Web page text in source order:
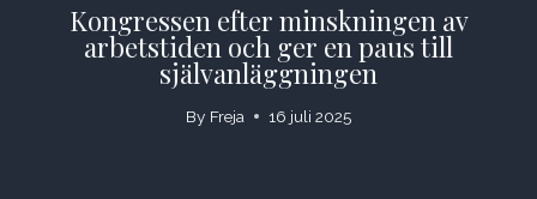
Kongressen efter minskningen av
arbetstiden och ger en paus till
självanläggningen
By Freja 16 juli 2025